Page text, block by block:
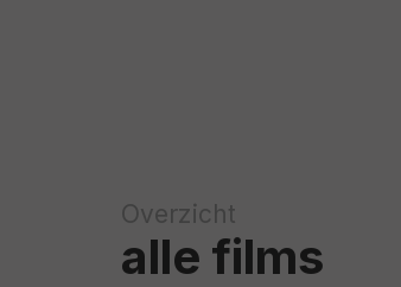
Overzicht
alle films